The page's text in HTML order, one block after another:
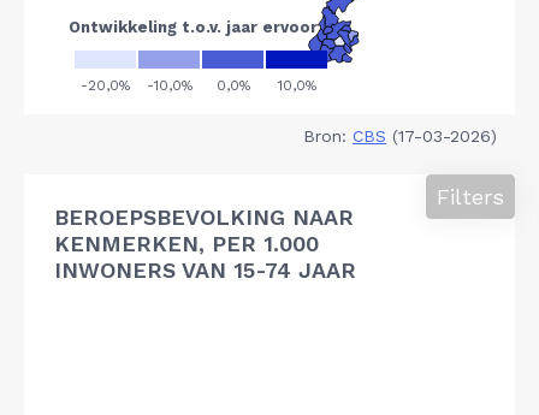
Bron: CBS (17-03-2026)
BEROEPSBEVOLKING NAAR
KENMERKEN, PER 1.000
INWONERS VAN 15-74 JAAR
Filters